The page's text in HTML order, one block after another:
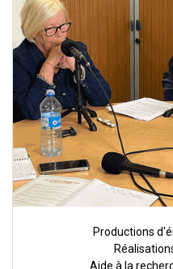
Productions
Aide à la